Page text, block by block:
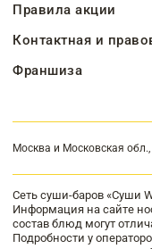
Правила акции
Контактная и
Франшиза
Москва и Московская
Сеть суши-баров «Суши
Информация на сайте
состав блюд могут
Подробности у